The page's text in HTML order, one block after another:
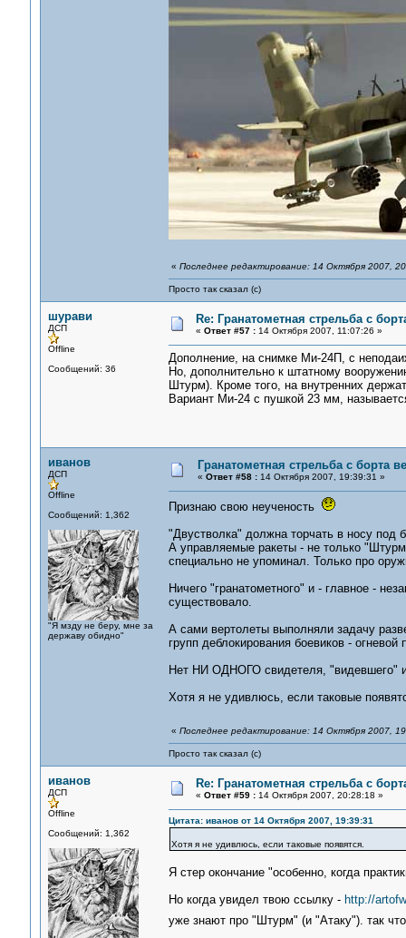
« Последнее редактирование: 14 Октября 2007,
Просто так сказал (с)
шурави
ДСП
Offline
Сообщений: 36
Re: Гранатометная стрельба с
« Ответ #57 :14 Октября 2007, 11:07:26 »
Дополнение, на снимке Ми-24П, с
Но, дополнительно к штатному
Штурм). Кроме того, на внутренних
Вариант Ми-24 с пушкой 23 мм,
иванов
ДСП
Offline
Сообщений: 1,362
"Я мзду не беру, мне за
державу обидно"
Гранатометная стрельба с борта
« Ответ #58 :14 Октября 2007, 19:39:31 »
Признаю свою неученость
"Двустволка" должна торчать в носу под
А управляемые ракеты - не только
специально не упоминал. Только про
Ничего "гранатометного" и - главное -
существовало.
А сами вертолеты выполняли задачу
групп деблокирования боевиков -
Нет НИ ОДНОГО свидетеля, "видевшего"
Хотя я не удивлюсь, если таковые
« Последнее редактирование: 14 Октября 2007,
Просто так сказал (с)
иванов
ДСП
Offline
Сообщений: 1,362
Re: Гранатометная стрельба с
« Ответ #59 :14 Октября 2007, 20:28:18 »
Цитата: иванов от 14 Октября 2007, 19:39:31
Хотя я не удивлюсь, если таковые появятся.
Я стер окончание "особенно, когда
Но когда увидел твою ссылку - http://
уже знают про "Штурм" (и "Атаку"). так